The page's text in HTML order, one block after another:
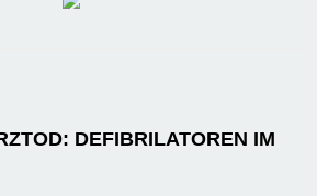
DEFIBRILATOREN IM